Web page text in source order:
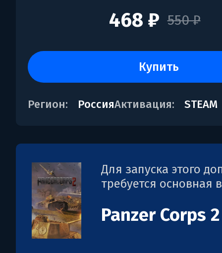
550 ₽
468 ₽
купить
Регион: РоссияАктивация: STEAM
Для запуска этого
требуется основная
Panzer Corps 2